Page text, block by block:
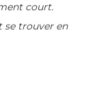
court.
se trouver en